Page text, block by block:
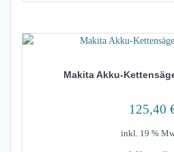
Makita Akku-
125,40
inkl. 19 %